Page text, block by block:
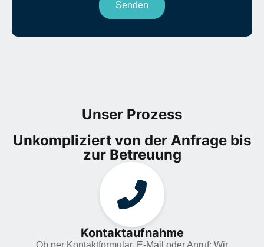
Unser Prozess
Unkompliziert von der Anfrage bis
zur Betreuung
Kontaktaufnahme
Ob per Kontaktformular, E-Mail oder Anruf: Wir